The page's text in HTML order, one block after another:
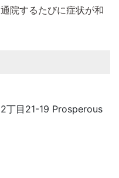
院するたびに症状が和
丁目21-19 Prosperous